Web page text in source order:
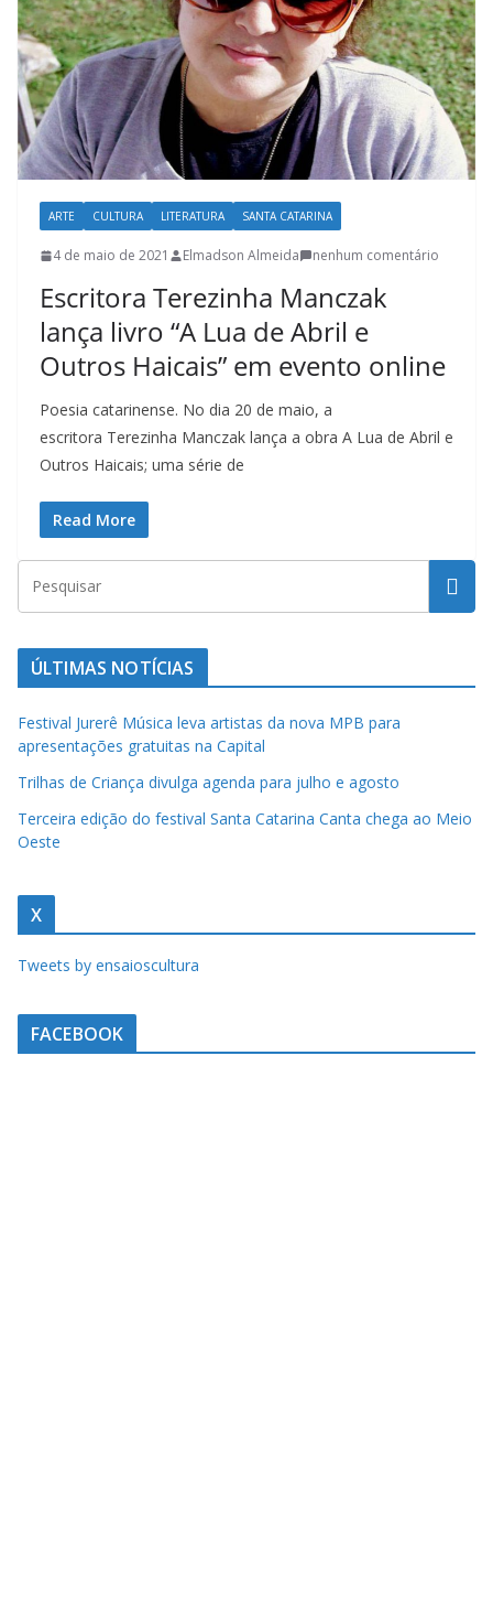
l
t
u
r
a
c
a
t
a
r
n
n
a
u
c
u
.
ARTE CULTURA LITERATURA SANTA CATARINA
4 de maio de 2021 Elmadson Almeida nenhum comentário
Escritora Terezinha Manczak
lança livro “A Lua de Abril e
Outros Haicais” em evento online
Poesia catarinense. No dia 20 de maio, a
escritora Terezinha Manczak lança a obra A Lua de Abril e
Outros Haicais; uma série de
Read More
ÚLTIMAS NOTÍCIAS
Festival Jurerê Música leva artistas da nova MPB para
apresentações gratuitas na Capital
Trilhas de Criança divulga agenda para julho e agosto
Terceira edição do festival Santa Catarina Canta chega ao Meio
Oeste
X
Tweets by ensaioscultura
FACEBOOK